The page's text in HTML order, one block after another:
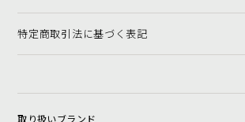
特定商取引法に基づく表記
取り扱いブランド